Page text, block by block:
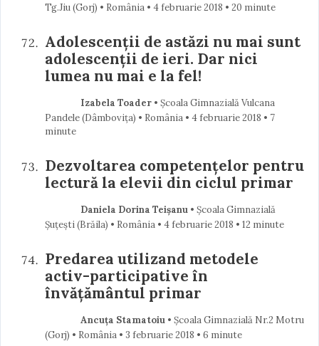
Tg.Jiu (Gorj) • România
4 februarie 2018 • 20 minute
Adolescenții de astăzi nu mai sunt
adolescenții de ieri. Dar nici
lumea nu mai e la fel!
Izabela Toader• Școala Gimnazială Vulcana
Pandele (Dâmboviţa) • România
4 februarie 2018 • 7
minute
Dezvoltarea competențelor pentru
lectură la elevii din ciclul primar
Daniela Dorina Teișanu• Școala Gimnazială
Șuțești (Brăila) • România
4 februarie 2018 • 12 minute
Predarea utilizand metodele
activ-participative în
învățământul primar
Ancuța Stamatoiu• Școala Gimnazială Nr.2 Motru
(Gorj) • România
3 februarie 2018 • 6 minute